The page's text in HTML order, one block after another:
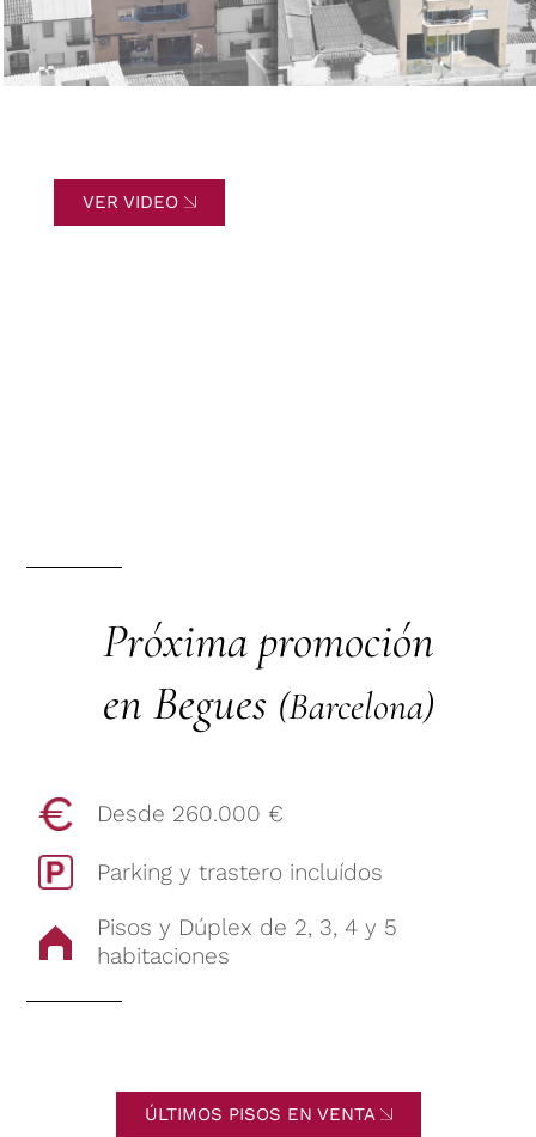
Próxima promoción
en Begues (Barcelona)
Desde 260.000 €
Parking y trastero incluídos
Pisos y Dúplex de 2, 3, 4 y 5
habitaciones
ÚLTIMOS PISOS EN VENTA
VER VIDEO